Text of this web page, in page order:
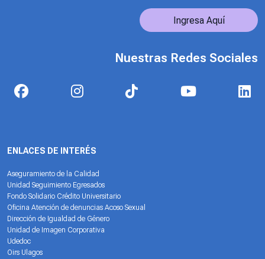
ENLACES DE INTERÉS
Aseguramiento de la Calidad
Unidad Seguimiento Egresados
Fondo Solidario Crédito Universitario
Oficina Atención de denuncias Acoso Sexual
Dirección de Igualdad de Género
Unidad de Imagen Corporativa
Udedoc
Oirs Ulagos
Ingresa Aquí
Nuestras Redes Sociales